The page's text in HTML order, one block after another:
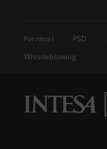
Fornitori PSD
Whistleblowing